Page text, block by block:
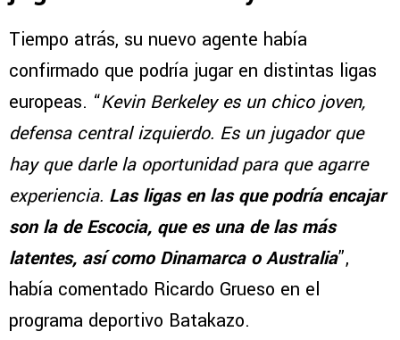
Tiempo atrás, su nuevo agente había
confirmado que podría jugar en distintas ligas
europeas. “Kevin Berkeley es un chico joven,
defensa central izquierdo. Es un jugador que
hay que darle la oportunidad para que agarre
experiencia. Las ligas en las que podría encajar
son la de Escocia, que es una de las más
latentes, así como Dinamarca o Australia”,
había comentado Ricardo Grueso en el
programa deportivo Batakazo.